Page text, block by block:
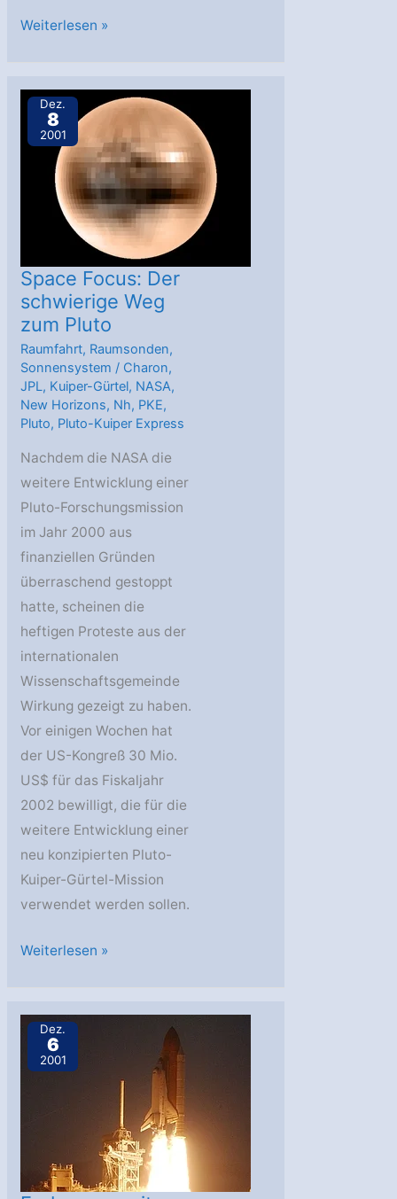
Deep
Das
Ende
einer
(erfolgreichen)
Odyssee
Weiterlesen »
Dez.
8
2001
Space Focus: Der
schwierige Weg
zum Pluto
Raumfahrt, Raumsonden,
Sonnensystem / Charon,
JPL, Kuiper-Gürtel, NASA,
New Horizons, Nh, PKE,
Pluto, Pluto-Kuiper Express
Nachdem die NASA die
weitere Entwicklung einer
Pluto-Forschungsmission
im Jahr 2000 aus
finanziellen Gründen
überraschend gestoppt
hatte, scheinen die
heftigen Proteste aus der
internationalen
Wissenschaftsgemeinde
Wirkung gezeigt zu haben.
Vor einigen Wochen hat
der US-Kongreß 30 Mio.
US$ für das Fiskaljahr
2002 bewilligt, die für die
weitere Entwicklung einer
neu konzipierten Pluto-
Kuiper-Gürtel-Mission
verwendet werden sollen.
Space
schwierige
Weg
zum
Weiterlesen »
Dez.
6
2001